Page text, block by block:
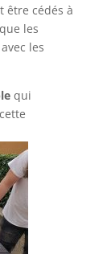
être cédés à
les
les
qui